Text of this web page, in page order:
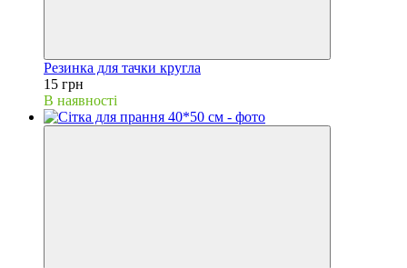
Резинка для тачки кругла
15 грн
В наявності